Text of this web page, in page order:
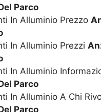
Parco
In Alluminio Prezzo
In Alluminio Prezzi
In Alluminio
Parco
In Alluminio A Chi
Parco